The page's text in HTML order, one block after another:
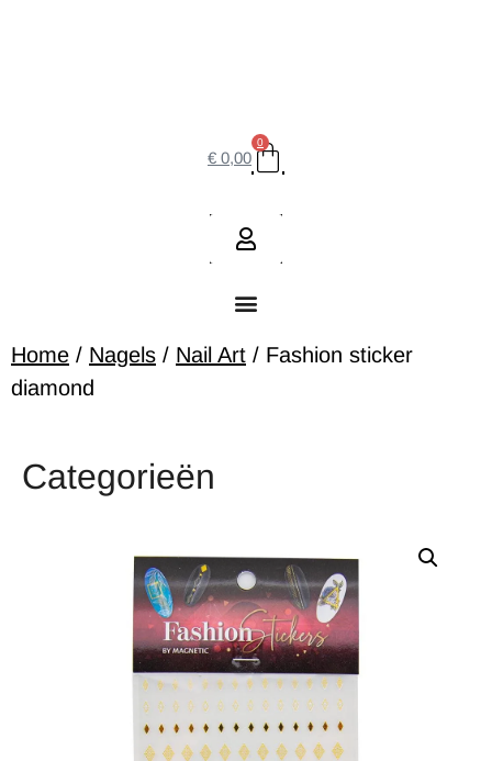
€ 0,00
0
Home / Nagels / Nail Art / Fashion sticker
diamond
Categorieën